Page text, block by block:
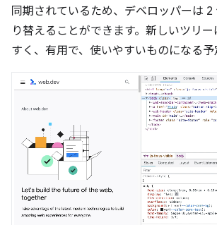
同期されているため、デベロッパーは 2
り替えることができます。新しいツリ
すく、有用で、使いやすいものになる予